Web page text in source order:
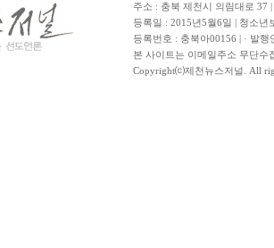
주소 : 충북 제천시 의림대로 37
등록일 : 2015년5월6일 | 청소
등록번호 : 충북아00156 | · 발
본 사이트는 이메일주소 무단수
Copyright⒞제천뉴스저널. All